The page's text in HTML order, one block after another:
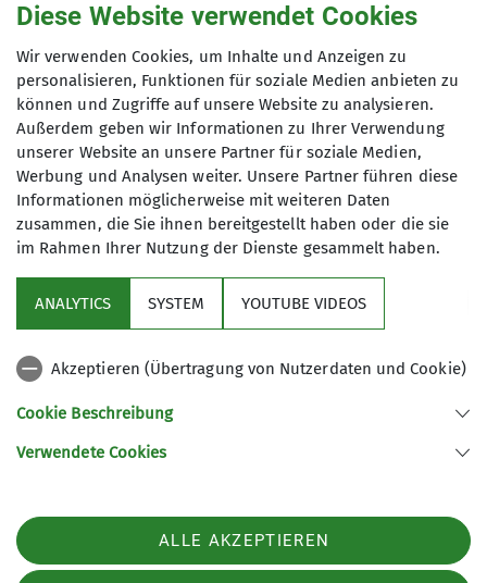
Über die bestandene Prüfung am Ende des
Toprope-Kurses konnten sich alle acht
Teilnehmer freuen.
Vorausgegangen waren anstrengende Stunden
mit Klettern, Sichern und einiges an
Informationen zu diesen Themen.
Diese Website verwendet Cookies
Wir verwenden Cookies, um Inhalte und Anzeigen zu
personalisieren, Funktionen für soziale Medien anbieten zu
können und Zugriffe auf unsere Website zu analysieren.
Außerdem geben wir Informationen zu Ihrer Verwendung
unserer Website an unsere Partner für soziale Medien,
Werbung und Analysen weiter. Unsere Partner führen diese
Informationen möglicherweise mit weiteren Daten
zusammen, die Sie ihnen bereitgestellt haben oder die sie
im Rahmen Ihrer Nutzung der Dienste gesammelt haben.
ANALYTICS SYSTEM YOUTUBE VIDEOS
Akzeptieren (Übertragung von Nutzerdaten und Cookie)
Cookie Beschreibung
Verwendete Cookies
ALLE AKZEPTIEREN